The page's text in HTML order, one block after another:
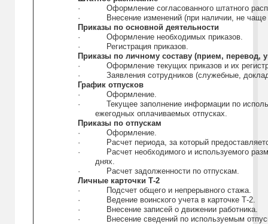
·
Оформление согласованного штатного
·
Внесение изменений (при наличии, не
Приказы по основной деятельности
·
Оформление необходимых приказов.
·
Регистрация приказов.
Приказы по личному составу (прием, перевод,
·
Оформление текущих приказов и их
·
Заявления сотрудников (служебные,
График отпусков
·
Оформление.
·
Текущее заполнение информации по
ежегодных оплачиваемых отпусках.
Приказы по отпускам
·
Оформление.
·
Расчет периода, за который
·
Расчет необходимого и используемого
днях.
·
Расчет задолженности по отпускам.
Личные карточки Т-2
·
Подсчет общего и непрерывного стажа.
·
Ведение воинского учета в карточке Т-2.
·
Внесение записей о движении работника.
·
Внесение сведений по используемым